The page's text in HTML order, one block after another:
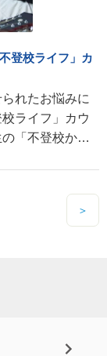
登校ライフ」カ
れたお悩みに
ライフ」カウ
「不登校から
＞